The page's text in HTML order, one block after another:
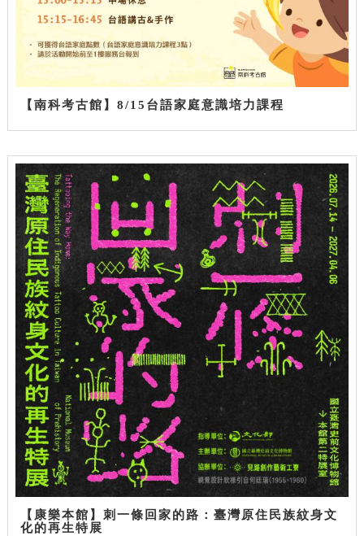
【南科考古館】8/15台語家庭意識培力課程
【康樂本館】刺一條回家的路：臺灣原住民族紋身文
化的再生特展